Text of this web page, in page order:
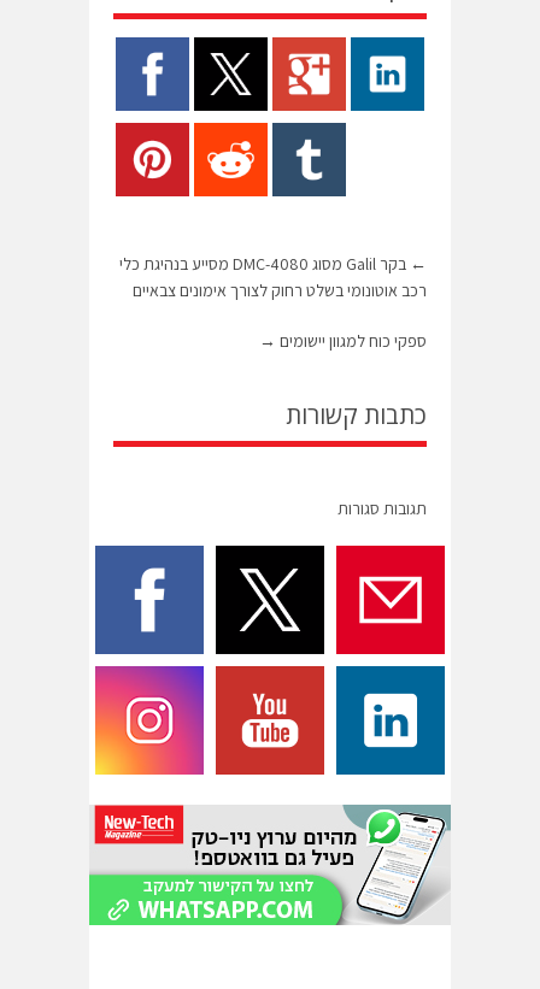
←
בקר Galil מסוג DMC-4080 מסייע בנהיגת כלי
רכב אוטונומי בשלט רחוק לצורך אימונים צבאיים
ספקי כוח למגוון יישומים →
כתבות קשורות
תגובות סגורות